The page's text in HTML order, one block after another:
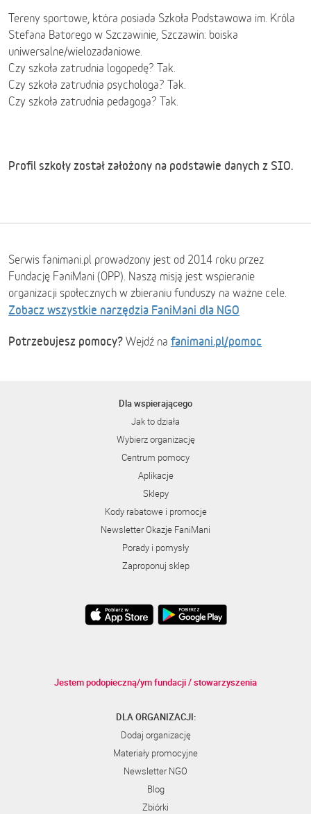
Tereny sportowe, która posiada Szkoła Podstawowa im. Króla
Stefana Batorego w Szczawinie, Szczawin: boiska
uniwersalne/wielozadaniowe.
Czy szkoła zatrudnia logopedę? Tak.
Czy szkoła zatrudnia psychologa? Tak.
Czy szkoła zatrudnia pedagoga? Tak.
Profil szkoły został założony na podstawie danych z SIO.
Serwis fanimani.pl prowadzony jest od 2014 roku przez
Fundację FaniMani (OPP). Naszą misją jest wspieranie
organizacji społecznych w zbieraniu funduszy na ważne cele.
Zobacz wszystkie narzędzia FaniMani dla NGO
Potrzebujesz pomocy? Wejdź na fanimani.pl/pomoc
Dla wspierającego
Jak to działa
Wybierz organizację
Centrum pomocy
Aplikacje
Sklepy
Kody rabatowe i promocje
Newsletter Okazje FaniMani
Porady i pomysły
Zaproponuj sklep
Jestem podopieczną/ym fundacji / stowarzyszenia
DLA ORGANIZACJI:
Dodaj organizację
Materiały promocyjne
Newsletter NGO
Blog
Zbiórki